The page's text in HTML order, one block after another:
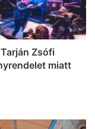
Zsófi
miatt